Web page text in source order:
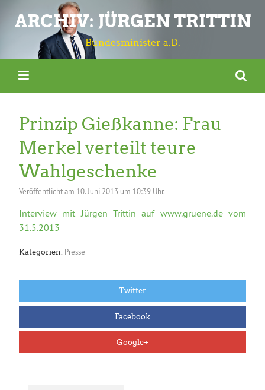
ARCHIV: JÜRGEN TRITTIN
Bundesminister a.D.
Prinzip Gießkanne: Frau
Merkel verteilt teure
Wahlgeschenke
Veröffentlicht am 10. Juni 2013 um 10:39 Uhr.
Interview mit Jürgen Trittin auf www.gruene.de vom
31.5.2013
Kategorien: Presse
Twitter
Facebook
Google+